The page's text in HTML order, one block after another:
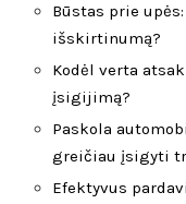
Būstas prie
išskirtinumą?
Kodėl verta
įsigijimą?
Paskola
greičiau įsigyti
Efektyvus